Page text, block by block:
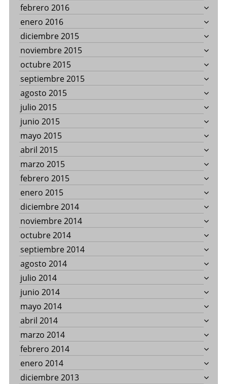
febrero 2016
enero 2016
diciembre 2015
noviembre 2015
octubre 2015
septiembre 2015
agosto 2015
julio 2015
junio 2015
mayo 2015
abril 2015
marzo 2015
febrero 2015
enero 2015
diciembre 2014
noviembre 2014
octubre 2014
septiembre 2014
agosto 2014
julio 2014
junio 2014
mayo 2014
abril 2014
marzo 2014
febrero 2014
enero 2014
diciembre 2013